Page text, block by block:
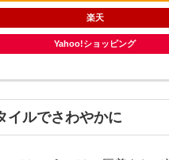
楽天
Yahoo!ショッピング
イルでさわやかに